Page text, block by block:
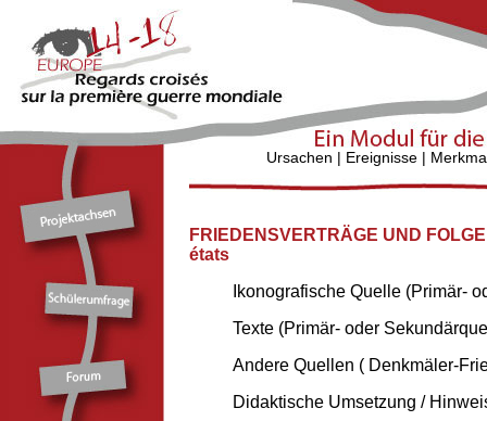
Ursachen | Ereignisse |
FRIEDENSVERTRÄGE UND
états
Ikonografische Quelle (Primär-
Texte (Primär- oder
Andere Quellen ( Denkmäler-
Didaktische Umsetzung /